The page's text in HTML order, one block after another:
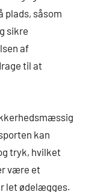
såsom
sikre
af
til at
kan
tryk, hvilket
være et
let ødelægges.